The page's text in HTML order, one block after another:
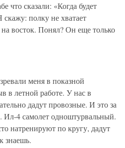
что сказали: «Когда будет
полку не хватает
восток. Понял? Он еще только
меня в показной
в летной работе. У нас в
дадут провозные. И это за
Ил-4 самолет одноштурвальный.
натренируют по кругу, дадут
знаешь.